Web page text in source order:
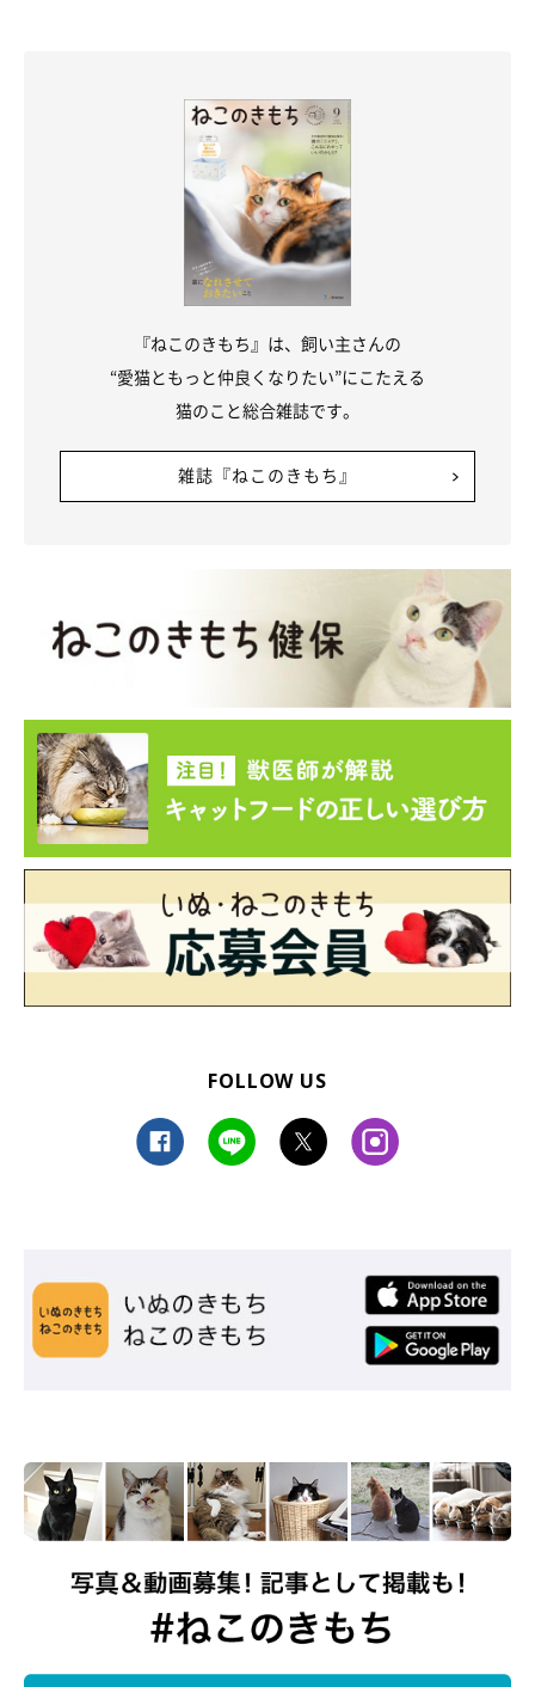
猫タワーで寝転がる猫 「自分なら腰をやられ
そう」なアクロバティックな姿勢にSNSが反
X（旧Twitter）ユーザー@X5M2u5OhMyIdYpxさんが猫タワーの方
を見ると、おもしろい格好をして愛猫のたまちゃんが寝転がってい
ました。とっても起用に転がっていますが、人なら腰を痛めそうな
姿勢に笑いが止まりません。
＠X5M2u5OhMyIdYpx
（監修：ねこのきもち獣医師相談室 獣医師・山口みき先生）
※この記事は投稿者さまに取材し、了承の上制作したものです。
2026年5月時点の情報であり、現在と異なる場合があります。
『ねこのきもち』は、飼い主さんの
“愛猫ともっと仲良くなりたい”にこたえる
猫のこと総合雑誌です。
雑誌『ねこのきもち』
FOLLOW US